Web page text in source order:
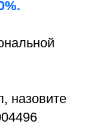
назовите